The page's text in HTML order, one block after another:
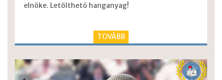
elnöke. Letölthetõ hanganyag!
TOVÁBB